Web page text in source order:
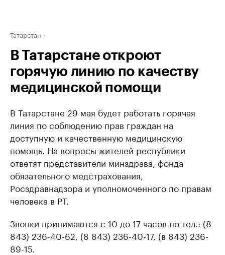
Татарстан
В Татарстане откроют
горячую линию по качеству
медицинской помощи
В Татарстане 29 мая будет работать горячая
линия по соблюдению прав граждан на
доступную и качественную медицинскую
помощь. На вопросы жителей республики
ответят представители минздрава, фонда
обязательного медстрахования,
Росздравнадзора и уполномоченного по правам
человека в РТ.
Звонки принимаются с 10 до 17 часов по тел.: (8
843) 236-40-62, (8 843) 236-40-17, (в 843) 236-
89-15.